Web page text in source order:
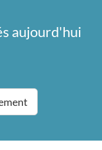
aujourd'hui